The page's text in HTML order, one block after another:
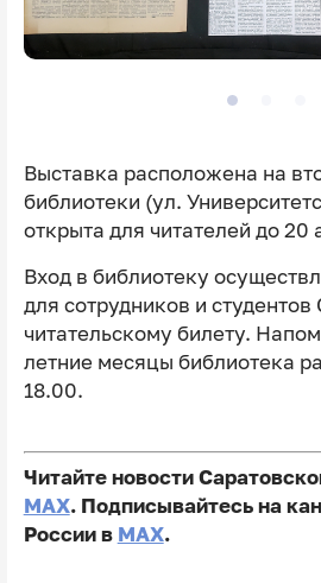
Выставка расположена на
библиотеки (ул.
открыта для читателей до 20
Вход в библиотеку
для сотрудников и студентов
читательскому билету.
летние месяцы библиотека
18.00.
Читайте новости
MAX. Подписывайтесь на
России в MAX.